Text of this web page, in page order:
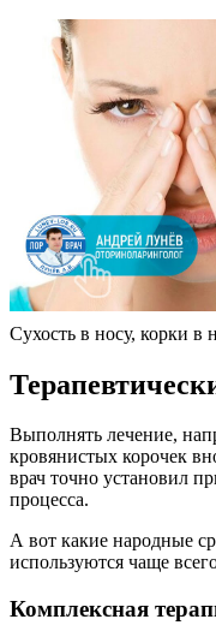
Сухость в носу, корки в
Выполнять лечение,
кровянистых корочек
врач точно установил
процесса.
А вот какие народные
используются чаще
Комплексная